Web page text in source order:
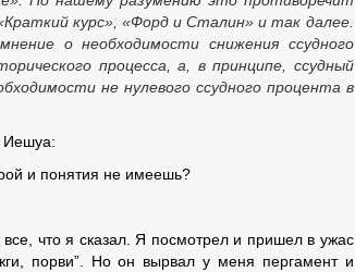
курс», «Форд и Сталин» и так далее.
о необходимости снижения ссудного
процесса, а, в принципе, ссудный
не нулевого ссудного процента в
Иешуа:
и понятия не имеешь?
что я сказал. Я посмотрел и пришел в ужас
порви”. Но он вырвал у меня пергамент и